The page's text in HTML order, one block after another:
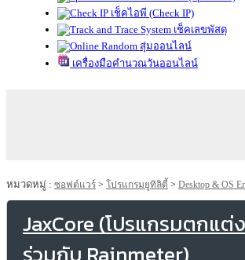
เช็คไอพี (Check IP)
เช็คเลขพัสดุ
สุ่มออนไลน์
เครื่องมือคำนวณวันออนไลน์
หมวดหมู่ : ซอฟต์แวร์ > โปรแกรมยูทิลิตี้ > Desktop & OS
JaxCore (โปรแกรมตกแต่